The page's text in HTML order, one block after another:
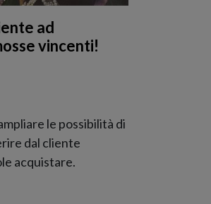
ad
vincenti!
le possibilità di
dal cliente
acquistare.